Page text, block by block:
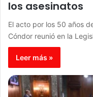
los asesinatos
El acto por los 50 años
Cóndor reunió en la
Leer más »